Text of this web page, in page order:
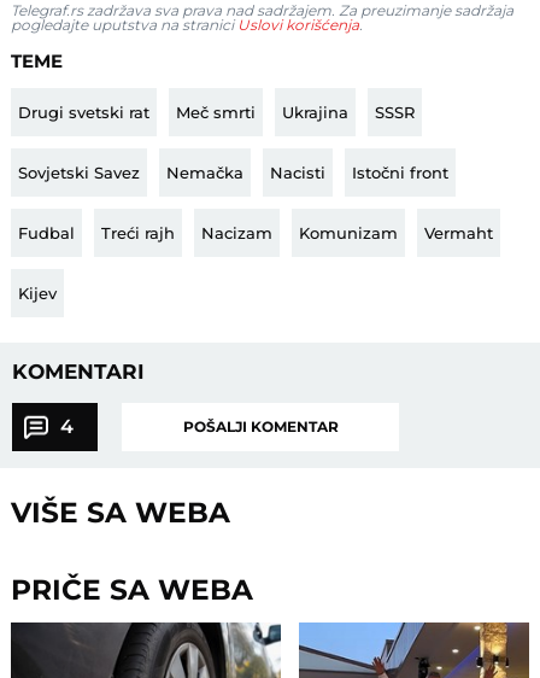
Telegraf.rs zadržava sva prava nad sadržajem. Za preuzimanje sadržaja
pogledajte uputstva na stranici Uslovi korišćenja.
TEME
Drugi svetski rat Meč smrti Ukrajina SSSR
Sovjetski Savez Nemačka Nacisti Istočni front
Fudbal Treći rajh Nacizam Komunizam Vermaht
Kijev
KOMENTARI
4 POŠALJI KOMENTAR
VIŠE SA WEBA
PRIČE SA WEBA